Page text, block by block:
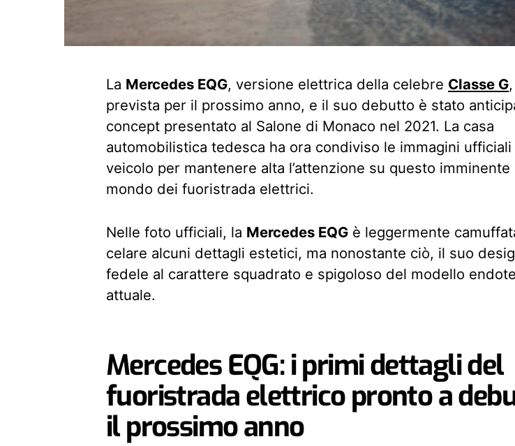
La Mercedes EQG, versione elettrica della celebre Classe G
prevista per il prossimo anno, e il suo debutto è stato
concept presentato al Salone di Monaco nel 2021. La casa
automobilistica tedesca ha ora condiviso le immagini ufficiali
veicolo per mantenere alta l’attenzione su questo imminente
mondo dei fuoristrada elettrici.
Nelle foto ufficiali, la Mercedes EQG è leggermente
celare alcuni dettagli estetici, ma nonostante ciò, il suo
fedele al carattere squadrato e spigoloso del modello
attuale.
Mercedes EQG: i primi dettagli del
fuoristrada elettrico pronto a
il prossimo anno